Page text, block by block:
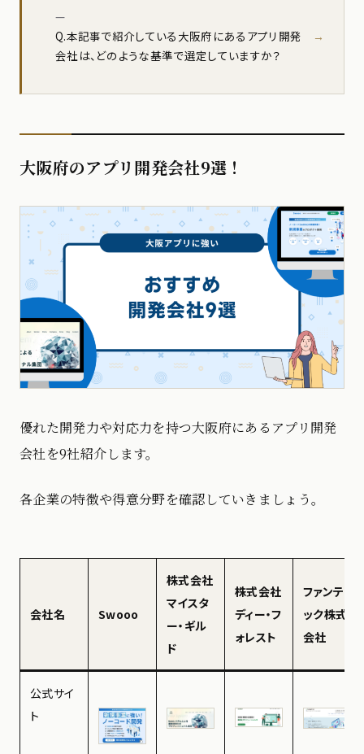
Q.本記事で紹介している大阪府にあるアプリ開発
会社は、どのような基準で選定していますか？
大阪府のアプリ開発会社9選！
優れた開発力や対応力を持つ大阪府にあるアプリ開発
会社を9社紹介します。
各企業の特徴や得意分野を確認していきましょう。
会社名 Swooo
株式会社
マイスタ
ー・ギル
ド
株式会社
ディー・フ
ォレスト
ファンテ
ック株式
会社
公式サイ
ト